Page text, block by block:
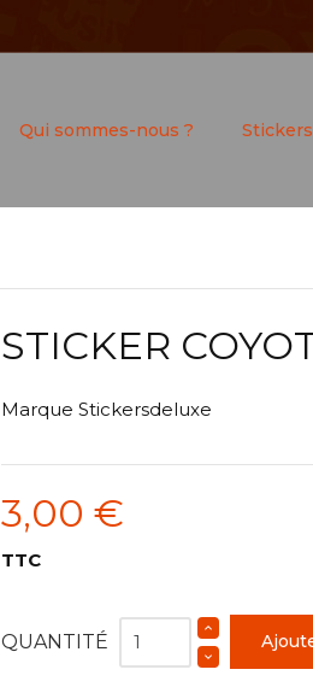
Qui sommes-nous ? Stickers
STICKER
Marque Stickersdeluxe
3,00 €
TTC
QUANTITÉ